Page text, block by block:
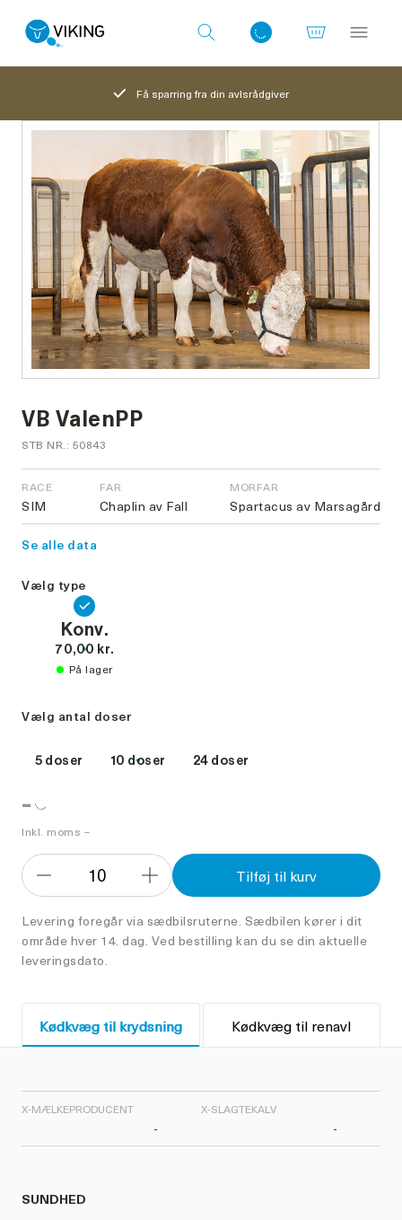
Log ind med det samme
Få sparring fra din avlsrådgiver
VB ValenPP
STB NR.: 50843
RACE
SIM
FAR
Chaplin av Fall
MORFAR
Spartacus av Marsagård
Se alle data
Vælg type
Konv.
70,00 kr.
På lager
Vælg antal doser
5 doser 10 doser 24 doser
-
Inkl. moms –
Formindsk
10
Forøg
Tilføj til kurv
Levering foregår via sædbilsruterne. Sædbilen kører i dit
område hver 14. dag. Ved bestilling kan du se din aktuelle
leveringsdato.
Kødkvæg til krydsning Kødkvæg til renavl
X-MÆLKEPRODUCENT
-
X-SLAGTEKALV
-
SUNDHED